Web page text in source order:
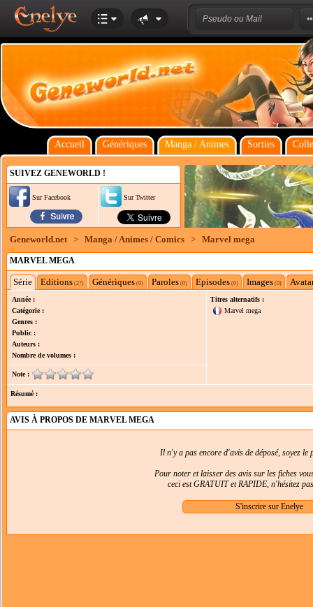
Accueil Génériques Manga / Animes Sorties
SUIVEZ GENEWORLD !
Sur Facebook Sur Twitter
Geneworld.net > Manga / Animes / Comics > Marvel mega
MARVEL MEGA
Série Editions (27) Génériques (0) Paroles (0) Episodes (0) Images (0)
Année :
Catégorie :
Genres :
Public :
Auteurs :
Nombre de volumes :
Note :
Titres alternatifs :
Marvel mega
Résumé :
AVIS À PROPOS DE MARVEL MEGA
Il n'y a pas encore d'avis de déposé, soyez
Pour noter et laisser des avis sur les fiches
ceci est GRATUIT et RAPIDE, n'hésitez